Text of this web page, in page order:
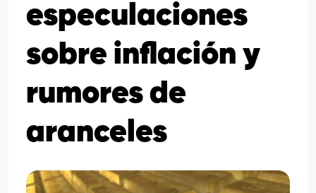
especulaciones
sobre inflación y
rumores de
aranceles